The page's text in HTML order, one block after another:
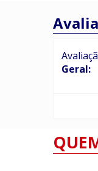
Geral: